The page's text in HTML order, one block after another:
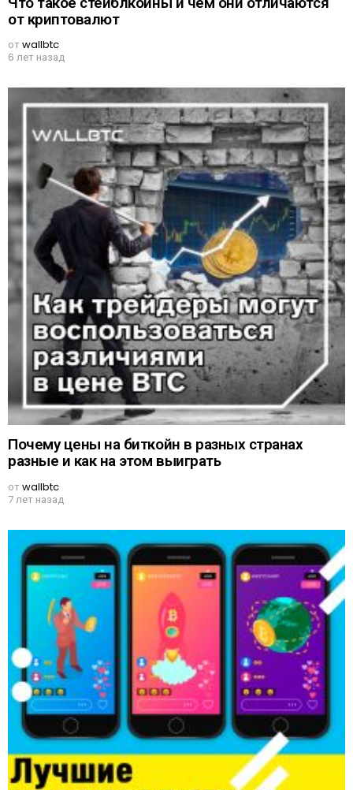
от криптовалют
отwallbtc
6 лет назад
Почему цены на биткойн в разных странах
разные и как на этом выиграть
отwallbtc
7 лет назад